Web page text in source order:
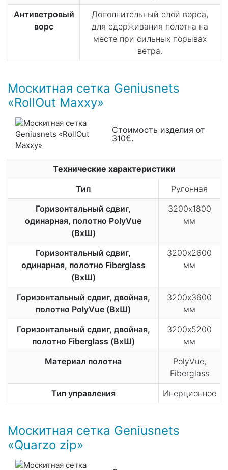
Антиветровый
ворс
Дополнительный слой ворса,
для сдерживания полотна на
месте при сильных порывах
ветра.
Москитная сетка Geniusnets
«RollOut Maxxy»
Стоимость изделия от
310€.
Технические характеристики
Тип
Рулонная
Горизонтальный сдвиг,
одинарная, полотно PolyVue
(ВхШ)
3200х1800
мм
Горизонтальный сдвиг,
одинарная, полотно Fiberglass
(ВхШ)
3200х2600
мм
Горизонтальный сдвиг, двойная,
полотно PolyVue (ВхШ)
3200х3600
мм
Горизонтальный сдвиг, двойная,
полотно Fiberglass (ВхШ)
3200х5200
мм
Материал полотна
PolyVue,
Fiberglass
Тип управления
Инерционное
Москитная сетка Geniusnets
«Quarzo zip»